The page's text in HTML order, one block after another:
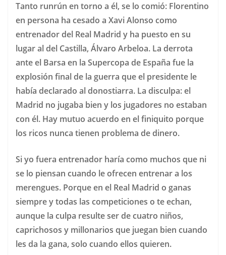
Tanto runrún en torno a él, se lo comió: Florentino
en persona ha cesado a Xavi Alonso como
entrenador del Real Madrid y ha puesto en su
lugar al del Castilla, Álvaro Arbeloa. La derrota
ante el Barsa en la Supercopa de España fue la
explosión final de la guerra que el presidente le
había declarado al donostiarra. La disculpa: el
Madrid no jugaba bien y los jugadores no estaban
con él. Hay mutuo acuerdo en el finiquito porque
los ricos nunca tienen problema de dinero.
Si yo fuera entrenador haría como muchos que ni
se lo piensan cuando le ofrecen entrenar a los
merengues. Porque en el Real Madrid o ganas
siempre y todas las competiciones o te echan,
aunque la culpa resulte ser de cuatro niños,
caprichosos y millonarios que juegan bien cuando
les da la gana, solo cuando ellos quieren.